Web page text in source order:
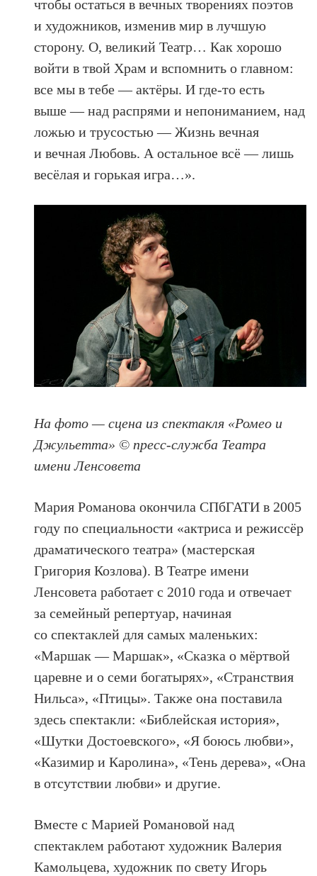
чтобы остаться в вечных творениях поэтов
и художников, изменив мир в лучшую
сторону. О, великий Театр… Как хорошо
войти в твой Храм и вспомнить о главном:
все мы в тебе — актёры. И где-то есть
выше — над распрями и непониманием, над
ложью и трусостью — Жизнь вечная
и вечная Любовь. А остальное всё — лишь
весёлая и горькая игра…».
На фото — сцена из спектакля «Ромео и
Джульетта» © пресс-служба Театра
имени Ленсовета
Мария Романова окончила СПбГАТИ в 2005
году по специальности «актриса и режиссёр
драматического театра» (мастерская
Григория Козлова). В Театре имени
Ленсовета работает с 2010 года и отвечает
за семейный репертуар, начиная
со спектаклей для самых маленьких:
«Маршак — Маршак», «Сказка о мёртвой
царевне и о семи богатырях», «Странствия
Нильса», «Птицы». Также она поставила
здесь спектакли: «Библейская история»,
«Шутки Достоевского», «Я боюсь любви»,
«Казимир и Каролина», «Тень дерева», «Она
в отсутствии любви» и другие.
Вместе с Марией Романовой над
спектаклем работают художник Валерия
Камольцева, художник по свету Игорь